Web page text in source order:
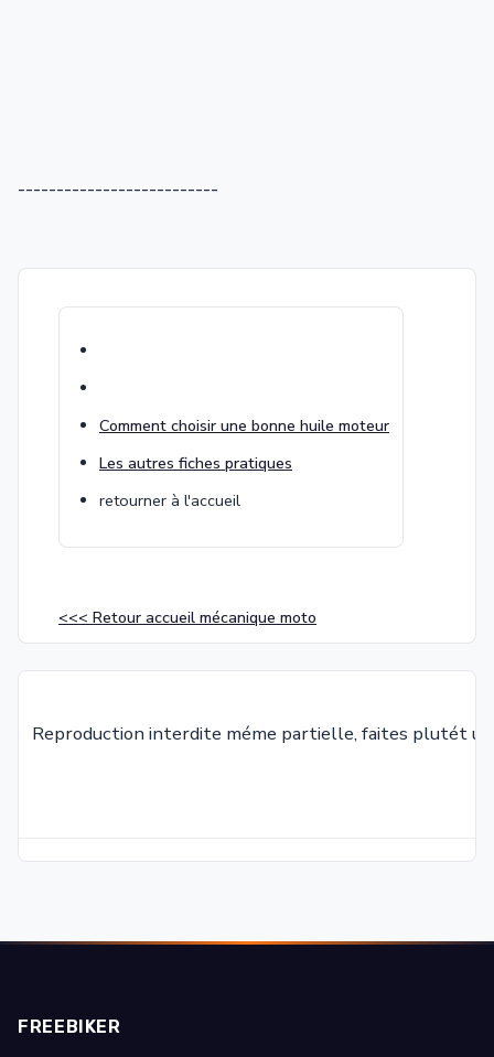
--------------------------
Comment choisir une bonne huile moteur
Les autres fiches pratiques
retourner à l'accueil
<<< Retour accueil mécanique moto
Reproduction interdite méme partielle, faites plutét
FREEBIKER